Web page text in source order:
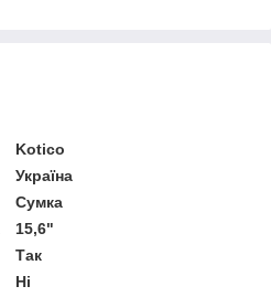
Kotico
Україна
Сумка
15,6"
Так
Ні